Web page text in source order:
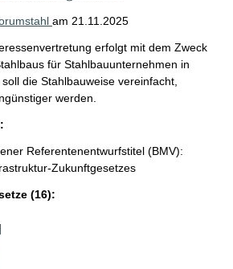
am 21.11.2025
erfolgt mit dem Zweck
für Stahlbauunternehmen in
die Stahlbauweise vereinfacht,
werden.
Referentenentwurfstitel (BMV):
Zukunftgesetzes
(16):